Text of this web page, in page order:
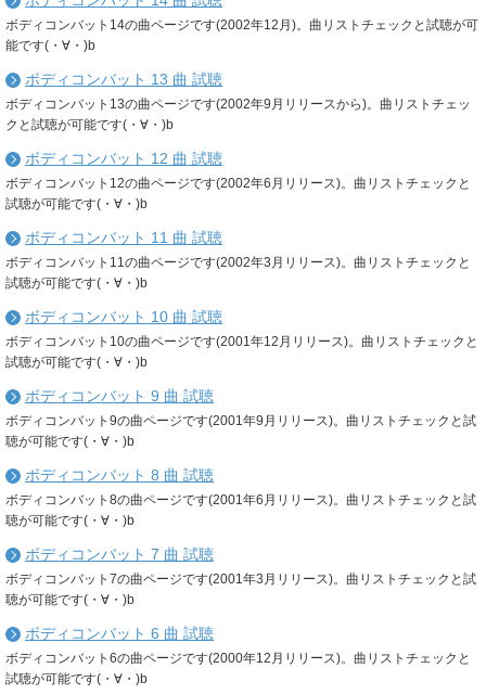
ボディコンバット14の曲ページです(2002年12月)。曲リストチェックと試聴が可
能です(・∀・)b
ボディコンバット 13 曲 試聴
ボディコンバット13の曲ページです(2002年9月リリースから)。曲リストチェッ
クと試聴が可能です(・∀・)b
ボディコンバット 12 曲 試聴
ボディコンバット12の曲ページです(2002年6月リリース)。曲リストチェックと
試聴が可能です(・∀・)b
ボディコンバット 11 曲 試聴
ボディコンバット11の曲ページです(2002年3月リリース)。曲リストチェックと
試聴が可能です(・∀・)b
ボディコンバット 10 曲 試聴
ボディコンバット10の曲ページです(2001年12月リリース)。曲リストチェックと
試聴が可能です(・∀・)b
ボディコンバット 9 曲 試聴
ボディコンバット9の曲ページです(2001年9月リリース)。曲リストチェックと試
聴が可能です(・∀・)b
ボディコンバット 8 曲 試聴
ボディコンバット8の曲ページです(2001年6月リリース)。曲リストチェックと試
聴が可能です(・∀・)b
ボディコンバット 7 曲 試聴
ボディコンバット7の曲ページです(2001年3月リリース)。曲リストチェックと試
聴が可能です(・∀・)b
ボディコンバット 6 曲 試聴
ボディコンバット6の曲ページです(2000年12月リリース)。曲リストチェックと
試聴が可能です(・∀・)b